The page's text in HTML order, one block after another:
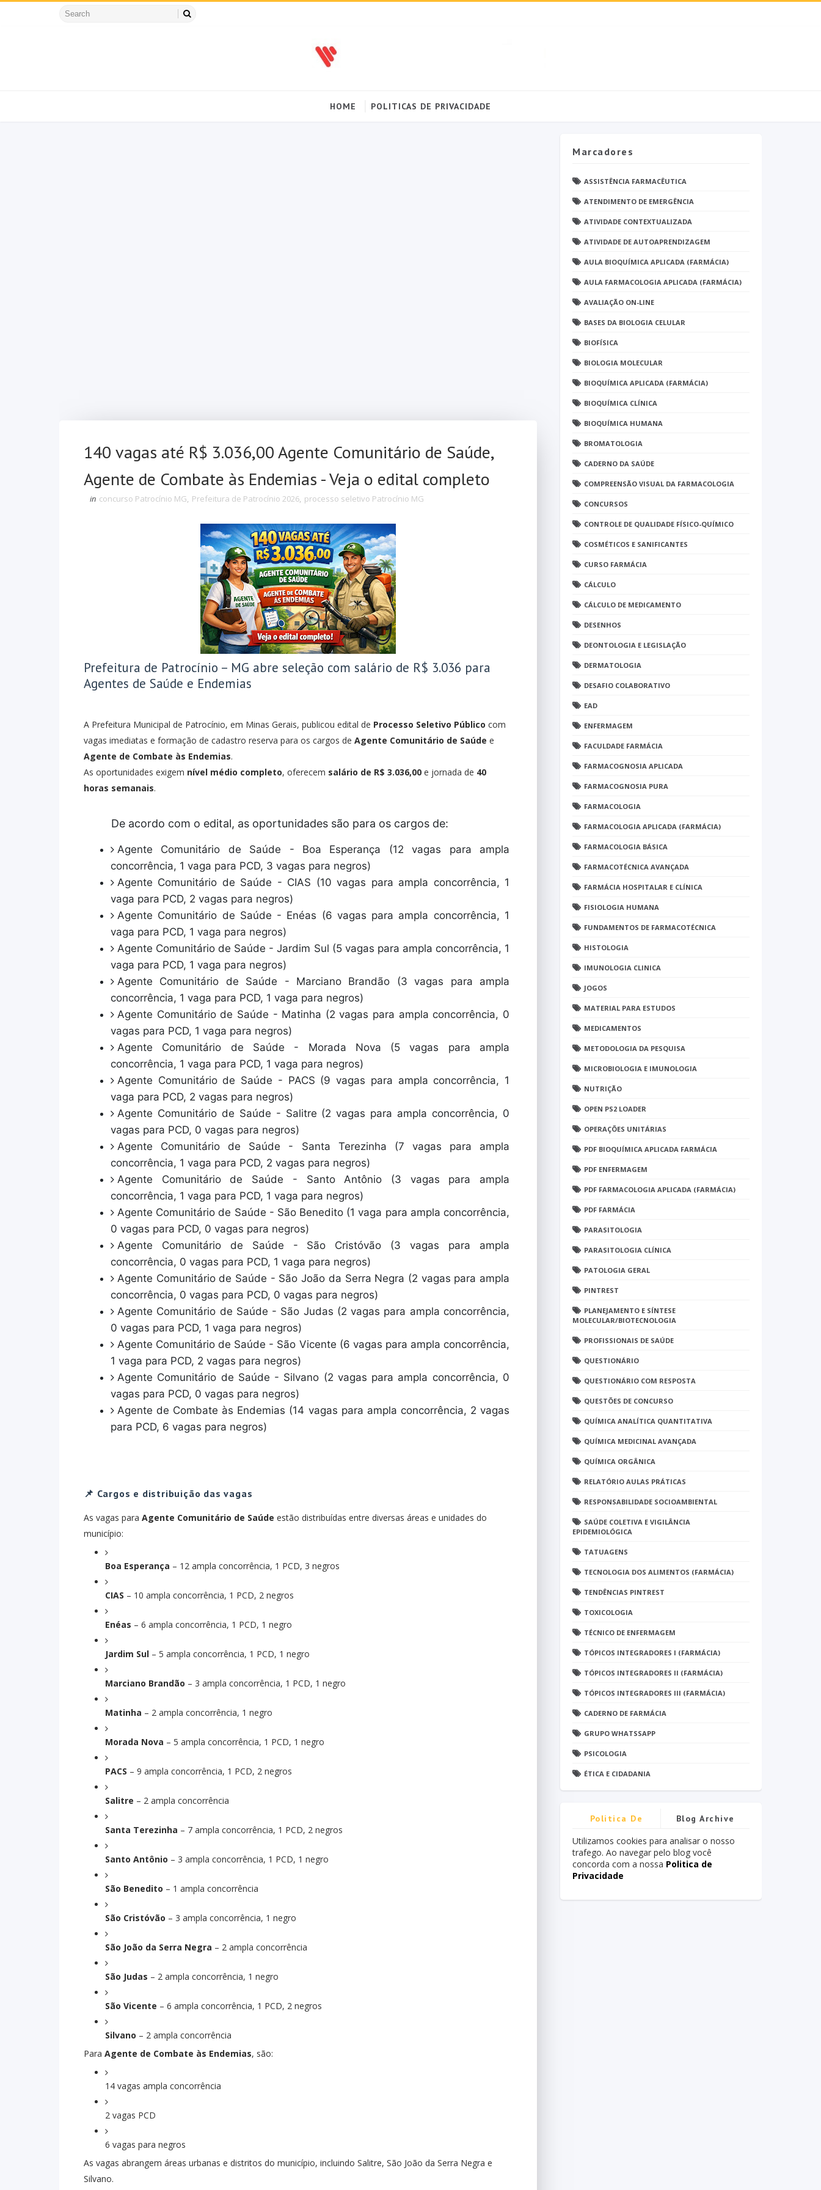
HOME POLITICAS DE PRIVACIDADE
140 vagas até R$ 3.036,00 Agente Comunitário de Saúde,
Agente de Combate às Endemias - Veja o edital completo
in concurso Patrocínio MG, Prefeitura de Patrocínio 2026, processo seletivo Patrocínio MG
Prefeitura de Patrocínio – MG abre seleção com salário de R$ 3.036 para
Agentes de Saúde e Endemias
A Prefeitura Municipal de Patrocínio, em Minas Gerais, publicou edital de Processo Seletivo Público com
vagas imediatas e formação de cadastro reserva para os cargos de Agente Comunitário de Saúde e
Agente de Combate às Endemias.
As oportunidades exigem nível médio completo, oferecem salário de R$ 3.036,00 e jornada de 40
horas semanais.
De acordo com o edital, as oportunidades são para os cargos de:
Agente Comunitário de Saúde - Boa Esperança (12 vagas para ampla
concorrência, 1 vaga para PCD, 3 vagas para negros)
Agente Comunitário de Saúde - CIAS (10 vagas para ampla concorrência, 1
vaga para PCD, 2 vagas para negros)
Agente Comunitário de Saúde - Enéas (6 vagas para ampla concorrência, 1
vaga para PCD, 1 vaga para negros)
Agente Comunitário de Saúde - Jardim Sul (5 vagas para ampla concorrência, 1
vaga para PCD, 1 vaga para negros)
Agente Comunitário de Saúde - Marciano Brandão (3 vagas para ampla
concorrência, 1 vaga para PCD, 1 vaga para negros)
Agente Comunitário de Saúde - Matinha (2 vagas para ampla concorrência, 0
vagas para PCD, 1 vaga para negros)
Agente Comunitário de Saúde - Morada Nova (5 vagas para ampla
concorrência, 1 vaga para PCD, 1 vaga para negros)
Agente Comunitário de Saúde - PACS (9 vagas para ampla concorrência, 1
vaga para PCD, 2 vagas para negros)
Agente Comunitário de Saúde - Salitre (2 vagas para ampla concorrência, 0
vagas para PCD, 0 vagas para negros)
Agente Comunitário de Saúde - Santa Terezinha (7 vagas para ampla
concorrência, 1 vaga para PCD, 2 vagas para negros)
Agente Comunitário de Saúde - Santo Antônio (3 vagas para ampla
concorrência, 1 vaga para PCD, 1 vaga para negros)
Agente Comunitário de Saúde - São Benedito (1 vaga para ampla concorrência,
0 vagas para PCD, 0 vagas para negros)
Agente Comunitário de Saúde - São Cristóvão (3 vagas para ampla
concorrência, 0 vagas para PCD, 1 vaga para negros)
Agente Comunitário de Saúde - São João da Serra Negra (2 vagas para ampla
concorrência, 0 vagas para PCD, 0 vagas para negros)
Agente Comunitário de Saúde - São Judas (2 vagas para ampla concorrência,
0 vagas para PCD, 1 vaga para negros)
Agente Comunitário de Saúde - São Vicente (6 vagas para ampla concorrência,
1 vaga para PCD, 2 vagas para negros)
Agente Comunitário de Saúde - Silvano (2 vagas para ampla concorrência, 0
vagas para PCD, 0 vagas para negros)
Agente de Combate às Endemias (14 vagas para ampla concorrência, 2 vagas
para PCD, 6 vagas para negros)
📌 Cargos e distribuição das vagas
As vagas para Agente Comunitário de Saúde estão distribuídas entre diversas áreas e unidades do
município:
Boa Esperança – 12 ampla concorrência, 1 PCD, 3 negros
CIAS – 10 ampla concorrência, 1 PCD, 2 negros
Enéas – 6 ampla concorrência, 1 PCD, 1 negro
Jardim Sul – 5 ampla concorrência, 1 PCD, 1 negro
Marciano Brandão – 3 ampla concorrência, 1 PCD, 1 negro
Matinha – 2 ampla concorrência, 1 negro
Morada Nova – 5 ampla concorrência, 1 PCD, 1 negro
PACS – 9 ampla concorrência, 1 PCD, 2 negros
Salitre – 2 ampla concorrência
Santa Terezinha – 7 ampla concorrência, 1 PCD, 2 negros
Santo Antônio – 3 ampla concorrência, 1 PCD, 1 negro
São Benedito – 1 ampla concorrência
São Cristóvão – 3 ampla concorrência, 1 negro
São João da Serra Negra – 2 ampla concorrência
São Judas – 2 ampla concorrência, 1 negro
São Vicente – 6 ampla concorrência, 1 PCD, 2 negros
Silvano – 2 ampla concorrência
Para Agente de Combate às Endemias, são:
14 vagas ampla concorrência
2 vagas PCD
6 vagas para negros
As vagas abrangem áreas urbanas e distritos do município, incluindo Salitre, São João da Serra Negra e
Silvano.
Marcadores
ASSISTÊNCIA FARMACÊUTICA
ATENDIMENTO DE EMERGÊNCIA
ATIVIDADE CONTEXTUALIZADA
ATIVIDADE DE AUTOAPRENDIZAGEM
AULA BIOQUÍMICA APLICADA (FARMÁCIA)
AULA FARMACOLOGIA APLICADA (FARMÁCIA)
AVALIAÇÃO ON-LINE
BASES DA BIOLOGIA CELULAR
BIOFÍSICA
BIOLOGIA MOLECULAR
BIOQUÍMICA APLICADA (FARMÁCIA)
BIOQUÍMICA CLÍNICA
BIOQUÍMICA HUMANA
BROMATOLOGIA
CADERNO DA SAÚDE
COMPREENSÃO VISUAL DA FARMACOLOGIA
CONCURSOS
CONTROLE DE QUALIDADE FÍSICO-QUÍMICO
COSMÉTICOS E SANIFICANTES
CURSO FARMÁCIA
CÁLCULO
CÁLCULO DE MEDICAMENTO
DESENHOS
DEONTOLOGIA E LEGISLAÇÃO
DERMATOLOGIA
DESAFIO COLABORATIVO
EAD
ENFERMAGEM
FACULDADE FARMÁCIA
FARMACOGNOSIA APLICADA
FARMACOGNOSIA PURA
FARMACOLOGIA
FARMACOLOGIA APLICADA (FARMÁCIA)
FARMACOLOGIA BÁSICA
FARMACOTÉCNICA AVANÇADA
FARMÁCIA HOSPITALAR E CLÍNICA
FISIOLOGIA HUMANA
FUNDAMENTOS DE FARMACOTÉCNICA
HISTOLOGIA
IMUNOLOGIA CLINICA
JOGOS
MATERIAL PARA ESTUDOS
MEDICAMENTOS
METODOLOGIA DA PESQUISA
MICROBIOLOGIA E IMUNOLOGIA
NUTRIÇÃO
OPEN PS2 LOADER
OPERAÇÕES UNITÁRIAS
PDF BIOQUÍMICA APLICADA FARMÁCIA
PDF ENFERMAGEM
PDF FARMACOLOGIA APLICADA (FARMÁCIA)
PDF FARMÁCIA
PARASITOLOGIA
PARASITOLOGIA CLÍNICA
PATOLOGIA GERAL
PINTREST
PLANEJAMENTO E SÍNTESE
MOLECULAR/BIOTECNOLOGIA
PROFISSIONAIS DE SAÚDE
QUESTIONÁRIO
QUESTIONÁRIO COM RESPOSTA
QUESTÕES DE CONCURSO
QUÍMICA ANALÍTICA QUANTITATIVA
QUÍMICA MEDICINAL AVANÇADA
QUÍMICA ORGÂNICA
RELATÓRIO AULAS PRÁTICAS
RESPONSABILIDADE SOCIOAMBIENTAL
SAÚDE COLETIVA E VIGILÂNCIA
EPIDEMIOLÓGICA
TATUAGENS
TECNOLOGIA DOS ALIMENTOS (FARMÁCIA)
TENDÊNCIAS PINTREST
TOXICOLOGIA
TÉCNICO DE ENFERMAGEM
TÓPICOS INTEGRADORES I (FARMÁCIA)
TÓPICOS INTEGRADORES II (FARMÁCIA)
TÓPICOS INTEGRADORES III (FARMÁCIA)
CADERNO DE FARMÁCIA
GRUPO WHATSSAPP
PSICOLOGIA
ÉTICA E CIDADANIA
Politica De
Privacidade
Blog Archive
Utilizamos cookies para analisar o nosso
trafego. Ao navegar pelo blog você
concorda com a nossa Politica de
Privacidade